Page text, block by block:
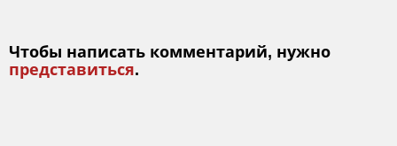
Чтобы написать комментарий, нужно
представиться.